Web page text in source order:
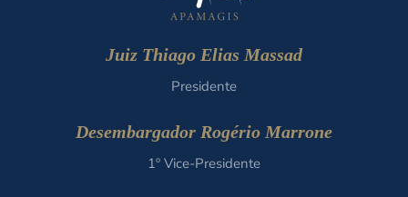
Juiz Thiago Elias Massad
Presidente
Desembargador Rogério Marrone
1º Vice-Presidente